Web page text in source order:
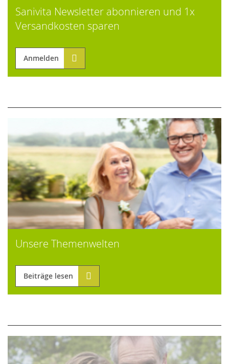
Sanivita Newsletter abonnieren und 1x
Versandkosten sparen
Anmelden
Unsere Themenwelten
Beiträge lesen